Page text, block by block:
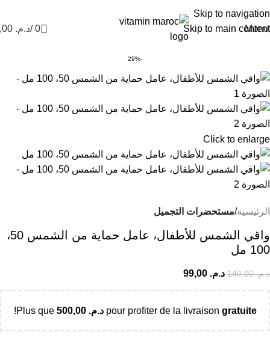
Skip to navigation
Skip to main content
Menu
0
/د.م.
-29%
Click to enlarge
الرئيسية مستحضرات التجميل
واقي الشمس للأطفال، عامل حماية من الشمس 50،
100 مل
د.م.140,00 د.م.
Plus que د.م. pour profiter de la livraison gratuite
!